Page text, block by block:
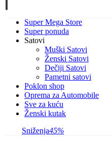
Super Mega Store
Super ponuda
Satovi
Muški Satovi
Ženski Satovi
Dečiji Satovi
Pametni satovi
Poklon shop
Oprema za Automobile
Sve za kuću
Ženski kutak
Sniženja45%